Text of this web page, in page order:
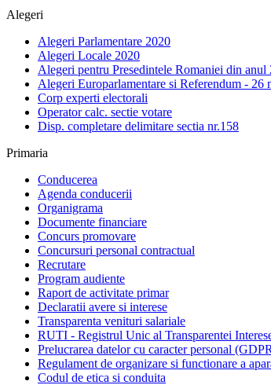
Alegeri
Alegeri Parlamentare 2020
Alegeri Locale 2020
Alegeri pentru Presedintele Romaniei din anul
Alegeri Europarlamentare si Referendum - 26
Corp experti electorali
Operator calc. sectie votare
Disp. completare delimitare sectia nr.158
Primaria
Conducerea
Agenda conducerii
Organigrama
Documente financiare
Concurs promovare
Concursuri personal contractual
Recrutare
Program audiente
Raport de activitate primar
Declaratii avere si interese
Transparenta venituri salariale
RUTI - Registrul Unic al Transparentei
Prelucrarea datelor cu caracter personal
Regulament de organizare si functionare a
Codul de etica si conduita